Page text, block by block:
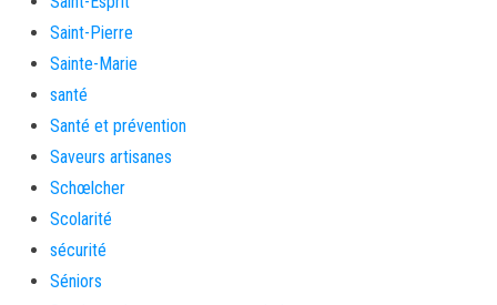
Saint-Pierre
Sainte-Marie
santé
Santé et prévention
Saveurs artisanes
Schœlcher
Scolarité
sécurité
Séniors